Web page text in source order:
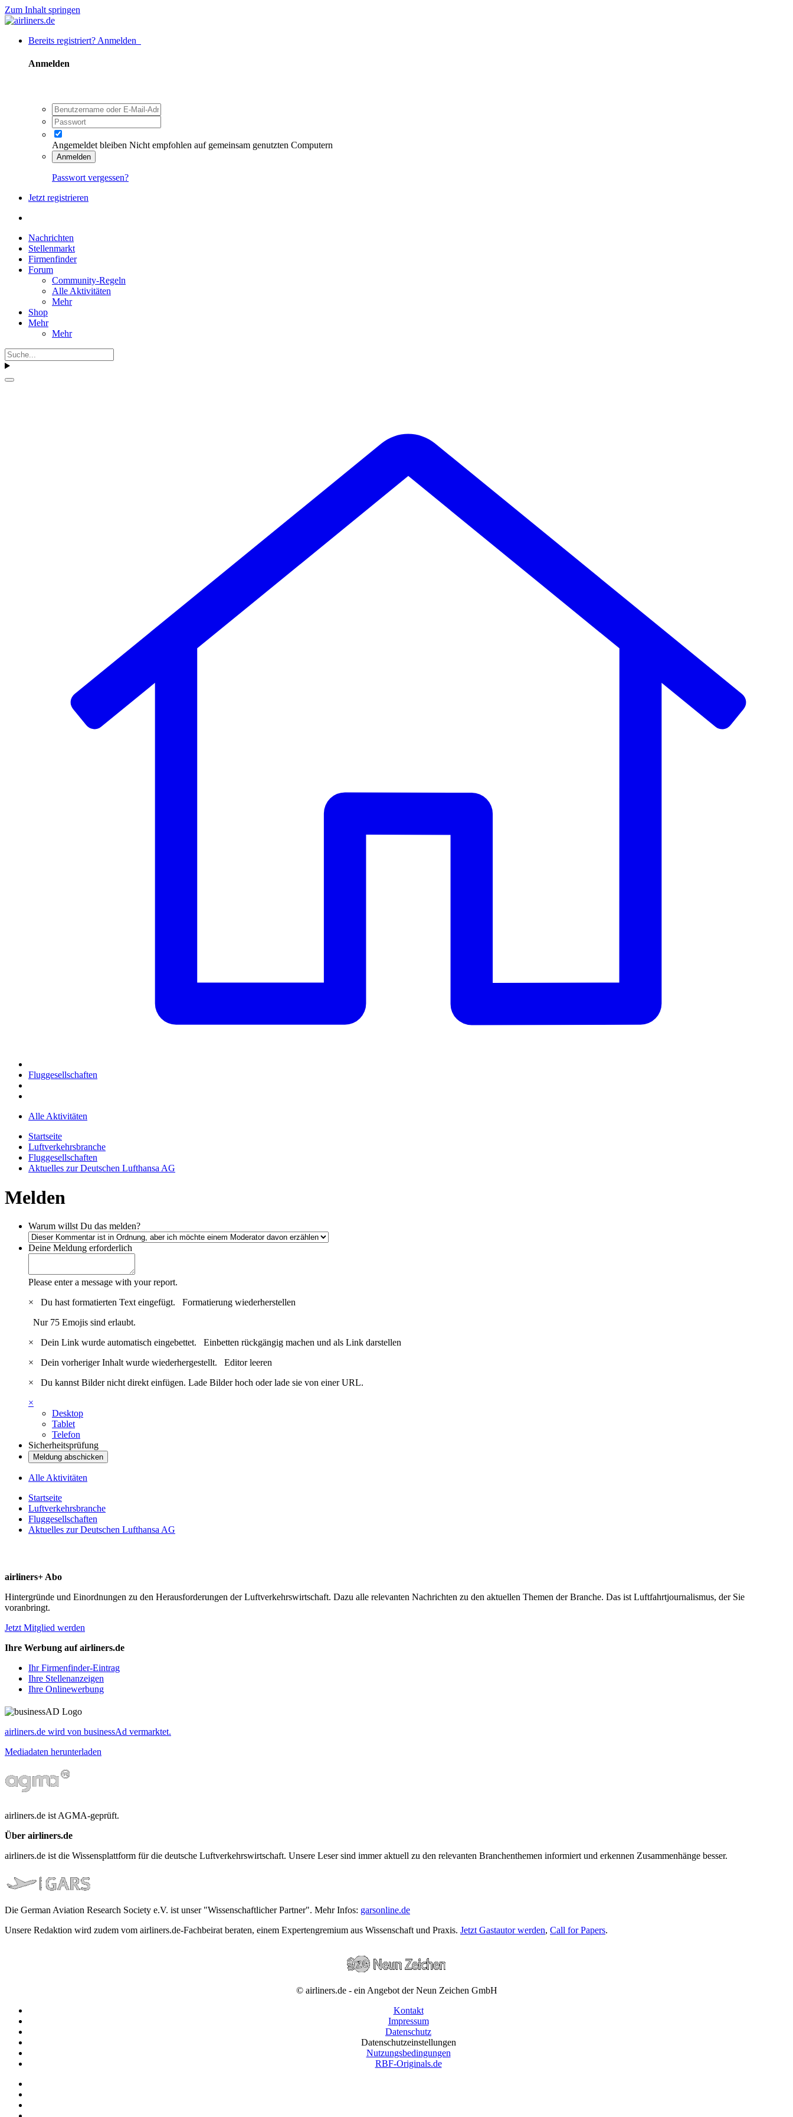
Zum Inhalt springen
Bereits registriert? Anmelden
Anmelden
Angemeldet bleiben Nicht empfohlen auf gemeinsam genutzten Computern
Anmelden
Passwort vergessen?
Jetzt registrieren
Nachrichten
Stellenmarkt
Firmenfinder
Forum
Community-Regeln
Alle Aktivitäten
Mehr
Shop
Mehr
Mehr
Fluggesellschaften
Alle Aktivitäten
Startseite
Luftverkehrsbranche
Fluggesellschaften
Aktuelles zur Deutschen Lufthansa AG
Melden
Warum willst Du das melden?
Deine Meldung erforderlich
Please enter a message with your report.
×
Du hast formatierten Text eingefügt. Formatierung wiederherstellen
Nur 75 Emojis sind erlaubt.
×
Dein Link wurde automatisch eingebettet. Einbetten rückgängig machen und als Link darstellen
×
Dein vorheriger Inhalt wurde wiederhergestellt. Editor leeren
×
Du kannst Bilder nicht direkt einfügen. Lade Bilder hoch oder lade sie von einer URL.
×
Desktop
Tablet
Telefon
Sicherheitsprüfung
Meldung abschicken
Alle Aktivitäten
Startseite
Luftverkehrsbranche
Fluggesellschaften
Aktuelles zur Deutschen Lufthansa AG
airliners+ Abo
Hintergründe und Einordnungen zu den Herausforderungen der Luftverkehrswirtschaft. Dazu alle relevanten Nachrichten zu den aktuellen Themen der Branche. Das ist Luftfahrtjournalismus, der Sie
voranbringt.
Jetzt Mitglied werden
Ihre Werbung auf airliners.de
Ihr Firmenfinder-Eintrag
Ihre Stellenanzeigen
Ihre Onlinewerbung
airliners.de wird von businessAd vermarktet.
Mediadaten herunterladen
airliners.de ist AGMA-geprüft.
Über airliners.de
airliners.de ist die Wissensplattform für die deutsche Luftverkehrswirtschaft. Unsere Leser sind immer aktuell zu den relevanten Branchenthemen informiert und erkennen Zusammenhänge besser.
Die German Aviation Research Society e.V. ist unser "Wissenschaftlicher Partner". Mehr Infos: garsonline.de
Unsere Redaktion wird zudem vom airliners.de-Fachbeirat beraten, einem Expertengremium aus Wissenschaft und Praxis. Jetzt Gastautor werden, Call for Papers.
© airliners.de - ein Angebot der Neun Zeichen GmbH
Kontakt
Impressum
Datenschutz
Datenschutzeinstellungen
Nutzungsbedingungen
RBF-Originals.de